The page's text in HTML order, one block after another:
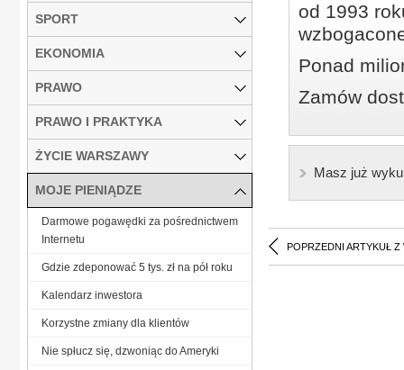
od 1993
Ponad
Zamów
Masz już
POPRZEDNI ARTYKUŁ Z
SPORT
EKONOMIA
PRAWO
PRAWO I PRAKTYKA
ŻYCIE WARSZAWY
MOJE PIENIĄDZE
Darmowe pogawędki za pośrednictwem
Internetu
Gdzie zdeponować 5 tys. zł na pół roku
Kalendarz inwestora
Korzystne zmiany dla klientów
Nie spłucz się, dzwoniąc do Ameryki